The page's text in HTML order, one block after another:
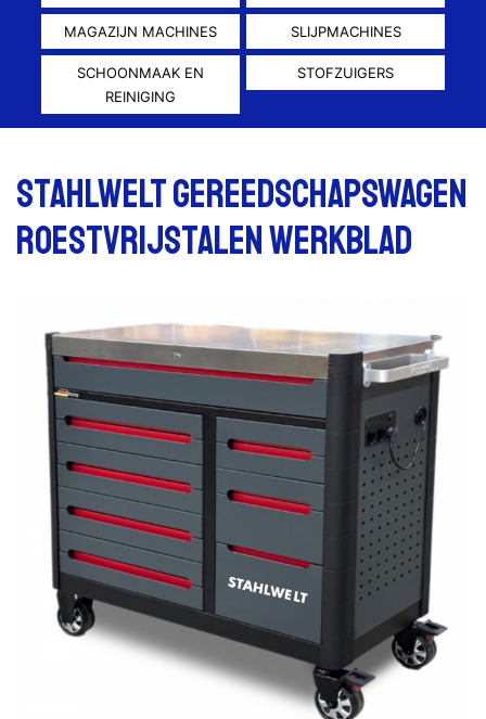
MAGAZIJN MACHINES SLIJPMACHINES
SCHOONMAAK EN
REINIGING
STOFZUIGERS
Stahlwelt Gereedschapswagen
roestvrijstalen werkblad